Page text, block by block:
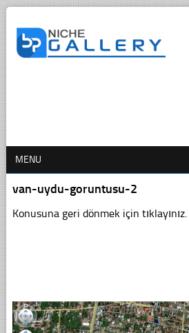
MENU
van-uydu-goruntusu-2
Konusuna geri dönmek için tıklayınız.